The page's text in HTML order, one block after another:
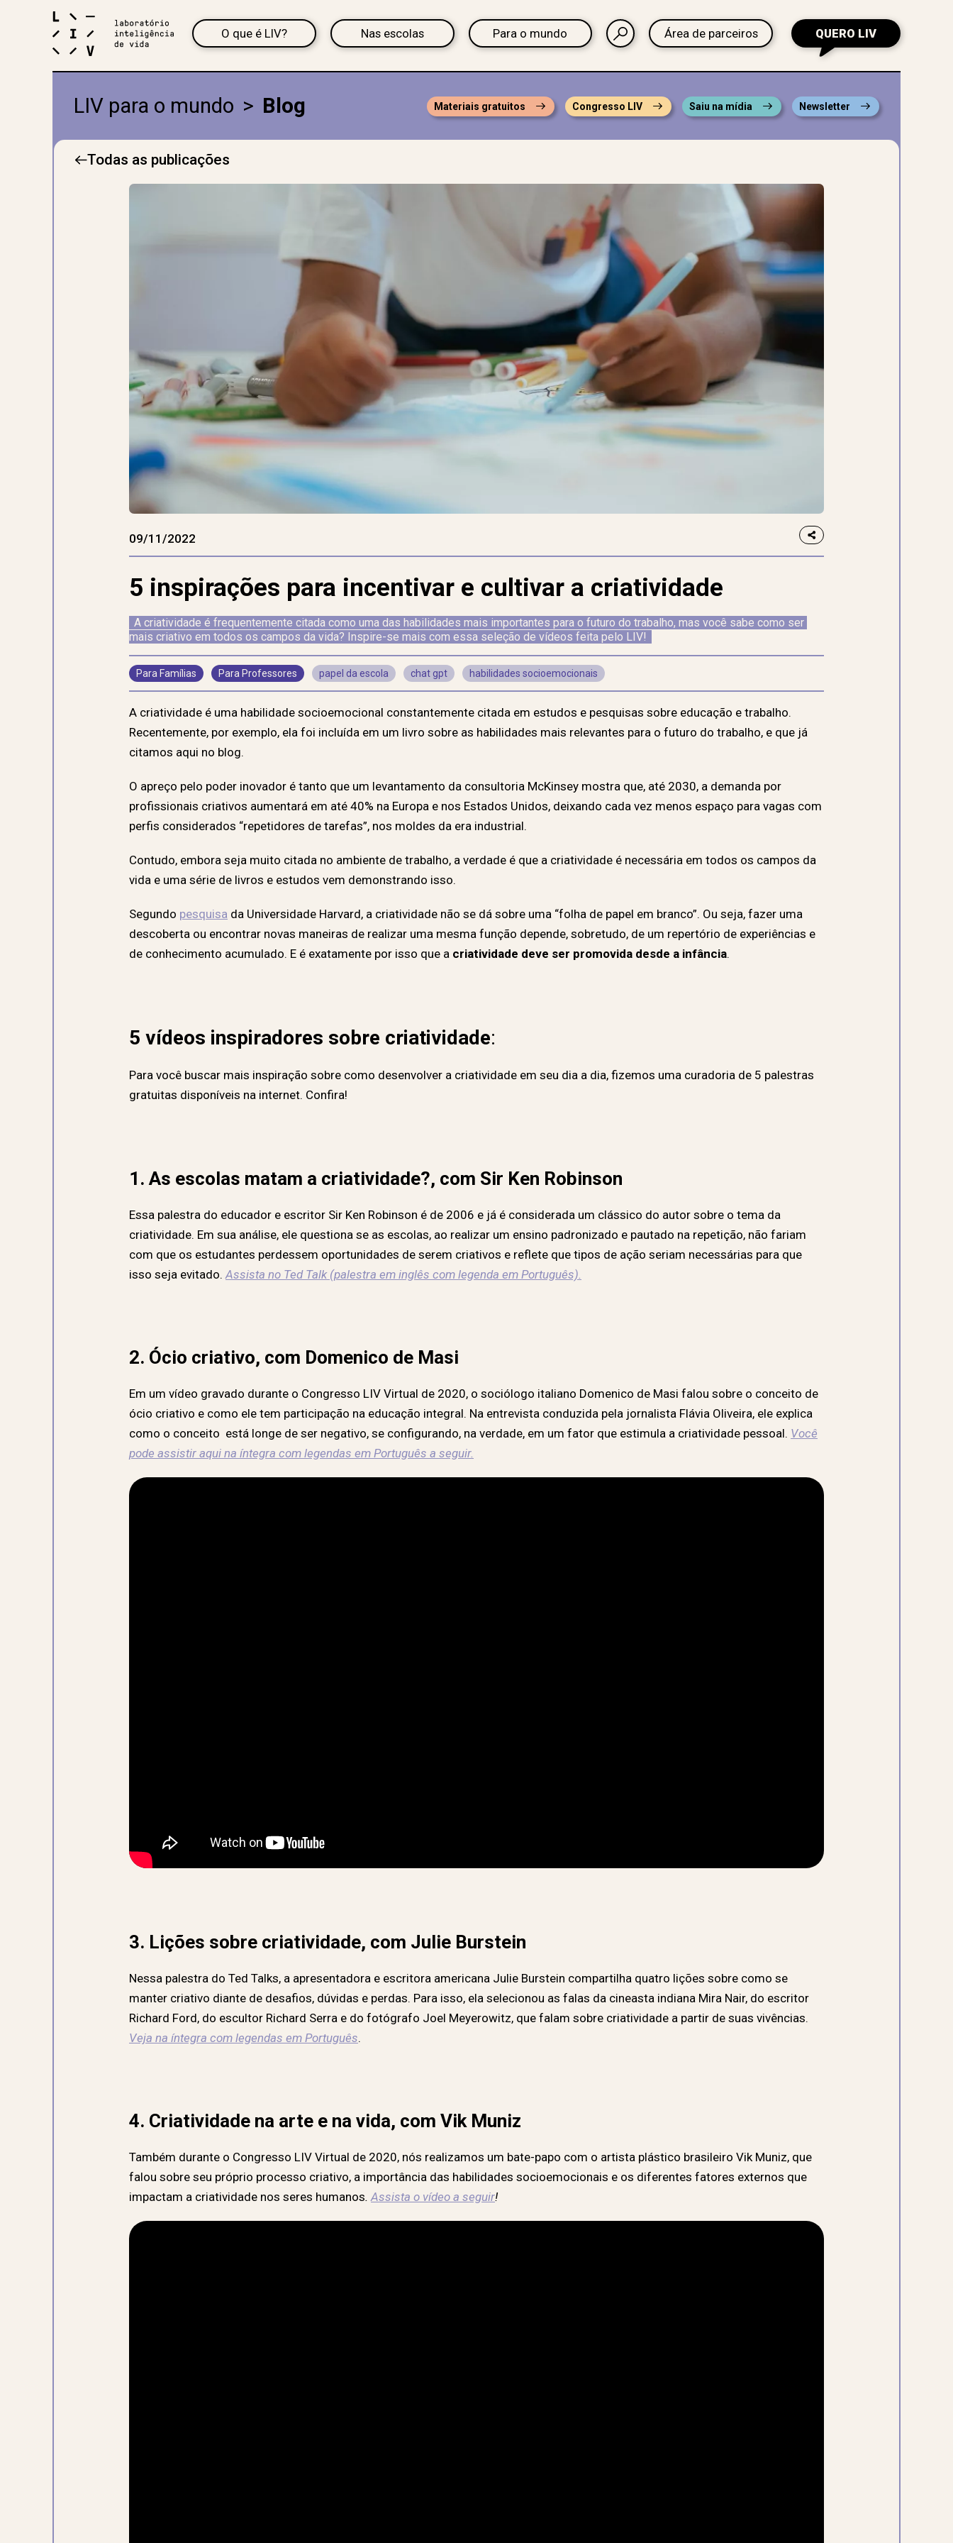
O que é LIV? Nas escolas Para o mundo Área de parceiros QUERO LIV
LIV para o mundo > Blog Materiais gratuitos Congresso LIV Saiu na mídia Newsletter
Todas as publicações
09/11/2022
5 inspirações para incentivar e cultivar a criatividade
A criatividade é frequentemente citada como uma das habilidades mais importantes para o futuro do trabalho, mas você sabe como ser
mais criativo em todos os campos da vida? Inspire-se mais com essa seleção de vídeos feita pelo LIV!
Para Famílias Para Professores papel da escola chat gpt habilidades socioemocionais
A criatividade é uma habilidade socioemocional constantemente citada em estudos e pesquisas sobre educação e trabalho.
Recentemente, por exemplo, ela foi incluída em um livro sobre as habilidades mais relevantes para o futuro do trabalho, e que já
citamos aqui no blog.
O apreço pelo poder inovador é tanto que um levantamento da consultoria McKinsey mostra que, até 2030, a demanda por
profissionais criativos aumentará em até 40% na Europa e nos Estados Unidos, deixando cada vez menos espaço para vagas com
perfis considerados “repetidores de tarefas”, nos moldes da era industrial.
Contudo, embora seja muito citada no ambiente de trabalho, a verdade é que a criatividade é necessária em todos os campos da
vida e uma série de livros e estudos vem demonstrando isso.
Segundo pesquisa da Universidade Harvard, a criatividade não se dá sobre uma “folha de papel em branco”. Ou seja, fazer uma
descoberta ou encontrar novas maneiras de realizar uma mesma função depende, sobretudo, de um repertório de experiências e
de conhecimento acumulado. E é exatamente por isso que a criatividade deve ser promovida desde a infância.
5 vídeos inspiradores sobre criatividade:
Para você buscar mais inspiração sobre como desenvolver a criatividade em seu dia a dia, fizemos uma curadoria de 5 palestras
gratuitas disponíveis na internet. Confira!
1. As escolas matam a criatividade?, com Sir Ken Robinson
Essa palestra do educador e escritor Sir Ken Robinson é de 2006 e já é considerada um clássico do autor sobre o tema da
criatividade. Em sua análise, ele questiona se as escolas, ao realizar um ensino padronizado e pautado na repetição, não fariam
com que os estudantes perdessem oportunidades de serem criativos e reflete que tipos de ação seriam necessárias para que
isso seja evitado. Assista no Ted Talk (palestra em inglês com legenda em Português).
2. Ócio criativo, com Domenico de Masi
Em um vídeo gravado durante o Congresso LIV Virtual de 2020, o sociólogo italiano Domenico de Masi falou sobre o conceito de
ócio criativo e como ele tem participação na educação integral. Na entrevista conduzida pela jornalista Flávia Oliveira, ele explica
como o conceito está longe de ser negativo, se configurando, na verdade, em um fator que estimula a criatividade pessoal. Você
pode assistir aqui na íntegra com legendas em Português a seguir.
3. Lições sobre criatividade, com Julie Burstein
Nessa palestra do Ted Talks, a apresentadora e escritora americana Julie Burstein compartilha quatro lições sobre como se
manter criativo diante de desafios, dúvidas e perdas. Para isso, ela selecionou as falas da cineasta indiana Mira Nair, do escritor
Richard Ford, do escultor Richard Serra e do fotógrafo Joel Meyerowitz, que falam sobre criatividade a partir de suas vivências.
Veja na íntegra com legendas em Português.
4. Criatividade na arte e na vida, com Vik Muniz
Também durante o Congresso LIV Virtual de 2020, nós realizamos um bate-papo com o artista plástico brasileiro Vik Muniz, que
falou sobre seu próprio processo criativo, a importância das habilidades socioemocionais e os diferentes fatores externos que
impactam a criatividade nos seres humanos.Assista o vídeo a seguir!